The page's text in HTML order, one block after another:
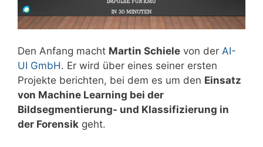
Den Anfang macht Martin Schiele von der AI-
UI GmbH. Er wird über eines seiner ersten
Projekte berichten, bei dem es um den Einsatz
von Machine Learning bei der
Bildsegmentierung- und Klassifizierung in
der Forensik geht.